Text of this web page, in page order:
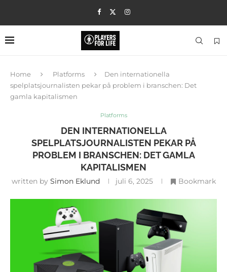
Home Platforms
Den internationella
spelplatsjournalisten pekar på problem i branschen: Det
gamla kapitalismen
Platforms
DEN INTERNATIONELLA
SPELPLATSJOURNALISTEN PEKAR PÅ
PROBLEM I BRANSCHEN: DET GAMLA
KAPITALISMEN
written by Simon Eklund juli 6, 2025 Bookmark